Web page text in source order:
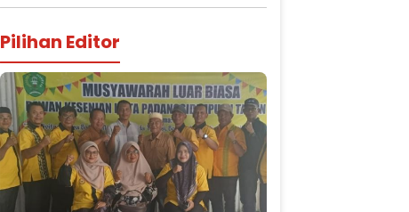
Kepastian Hukum
Pilihan Editor